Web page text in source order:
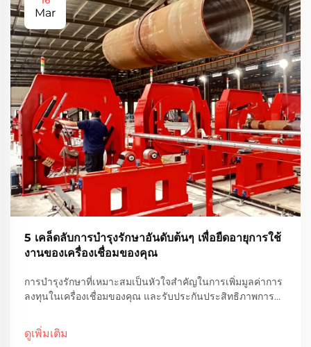
Mar
5 เคล็ดลับการบำรุงรักษาอันดับต้นๆ เพื่อยืดอายุการใช้
งานของเครื่องเชื่อมของคุณ
การบำรุงรักษาที่เหมาะสมเป็นหัวใจสำคัญในการเพิ่มมูลค่าการ
ลงทุนในเครื่องเชื่อมของคุณ และรับประกันประสิทธิภาพการ
เครื่อง งานเชื่อมในภาคอุตสาหกรรมพึ่งพาความน่าเชื่อถือของ
อุปกรณ์อย่างมาก ซึ่ง...
ดูเพิ่มเติม